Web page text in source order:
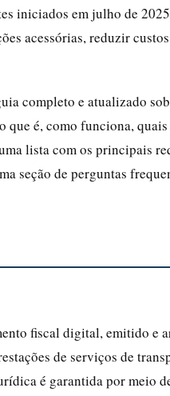
iniciados em julho de
acessórias, reduzir
completo e atualizado
é, como funciona,
lista com os principais
seção de perguntas
fiscal digital, emitido e
de serviços de
é garantida por meio